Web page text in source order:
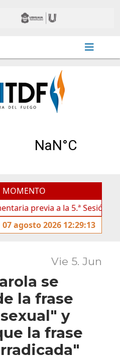
MOMENTO
a la 5.ª Sesión Ordinaria
agosto 2026 12:29:13
Vie 5. Jun
se
la frase
y
la frase